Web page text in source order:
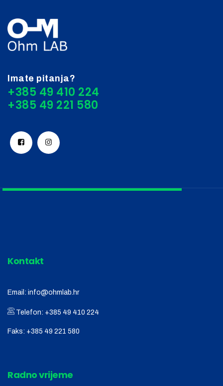
Imate pitanja?
+385 49 410 224
Kontakt
Email: info@ohmlab.hr
Telefon: +385 49 410 224
Faks: +385 49 221 580
Radno vrijeme